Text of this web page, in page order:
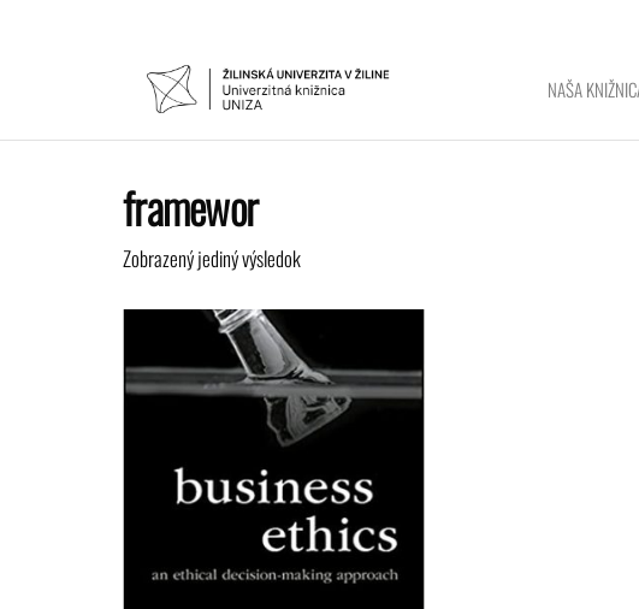
UNIVERZITNÁ
KNIŽNICA
NAŠA
framewor
Zobrazený jediný výsledok